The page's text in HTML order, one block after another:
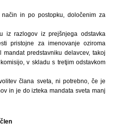
in po postopku, določenim za
iz razlogov iz prejšnjega odstavka
pristojne za imenovanje oziroma
predstavniku delavcev, takoj
v skladu s tretjim odstavkom
člana sveta, ni potrebno, če je
in je do izteka mandata sveta manj